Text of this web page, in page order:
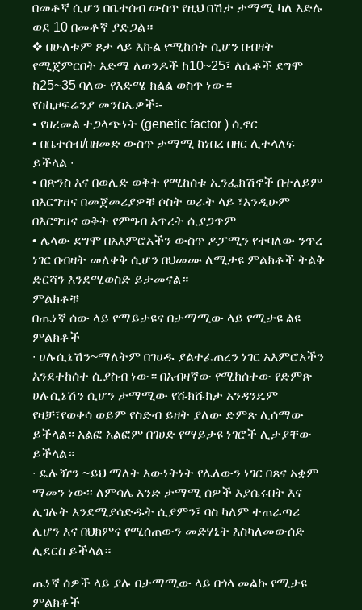
በመቶኛ ሲሆን በቤተሰብ ውስጥ የዚህ በሽታ ታማሚ ካለ እድሉ
ወደ 10 በመቶኛ ያድጋል።
❖ በሁለቱም ጾታ ላይ እኩል የሚከሰት ሲሆን በብዛት
የሚጀምርበት እድሜ ለወንዶች ከ10~25፤ ለሴቶች ደግሞ
ከ25~35 ባለው የእድሜ ክልል ወስጥ ነው።
የስኪዞፍሬንያ መንስኤዎች፡-
• የዘረመል ተጋላጭነት (genetic factor ) ሲኖር
• በቤተሰብ/በዘመድ ውስጥ ታማሚ ከነበረ በዘር ሊተላለፍ
ይችላል ∙
• በጽንስ እና በወሊድ ወቅት የሚከሰቱ ኢንፌክሽኖች በተለይም
በእርግዝና በመጀመሪያዎቹ ሶስት ወራት ላይ ፣እንዲሁም
በእርግዝና ወቅት የምግብ እጥረት ሲያጋጥም
• ሌላው ደግሞ በአእምሮአችን ውስጥ ዶፓሚን የተባለው ንጥረ
ነገር በብዛት መለቀቅ ሲሆን በህመሙ ለሚታዩ ምልክቶች ትልቅ
ድርሻን እንደሚወስድ ይታመናል።
ምልክቶቹ
በጤነኛ ሰው ላይ የማይታዩና በታማሚው ላይ የሚታዩ ልዩ
ምልክቶች
∙ ሀሉሲኔሽን~ማለትም በገሀዱ ያልተፈጠረን ነገር አእምሮአችን
እንደተከሰተ ሲያስብ ነው። በአብዛኛው የሚከሰተው የድምጽ
ሀሉሲኔሽን ሲሆን ታማሚው የሹክሹክታ አንዳንዴም
የዛቻ፣የወቀሳ ወይም የስድብ ይዘት ያለው ድምጽ ሊሰማው
ይችላል። አልፎ አልፎም በገሀድ የማይታዩ ነገሮች ሊታያቸው
ይችላል።
∙ ዴሉዥን ~ይህ ማለት እውነትነት የሌለውን ነገር በጸና አቋም
ማመን ነው፡፡ ለምሳሌ አንድ ታማሚ ሰዎች እያሴሩበት እና
ሊገሉት እንደሚያሳድዱት ሲያምን፤ ባስ ካለም ተጠራጣሪ
ሊሆን እና በህክምና የሚሰጠውን መድሃኒት እስካለመውሰድ
ሊደርስ ይችላል።
ጤነኛ ሰዎች ላይ ያሉ በታማሚው ላይ በጎላ መልኩ የሚታዩ
ምልክቶች